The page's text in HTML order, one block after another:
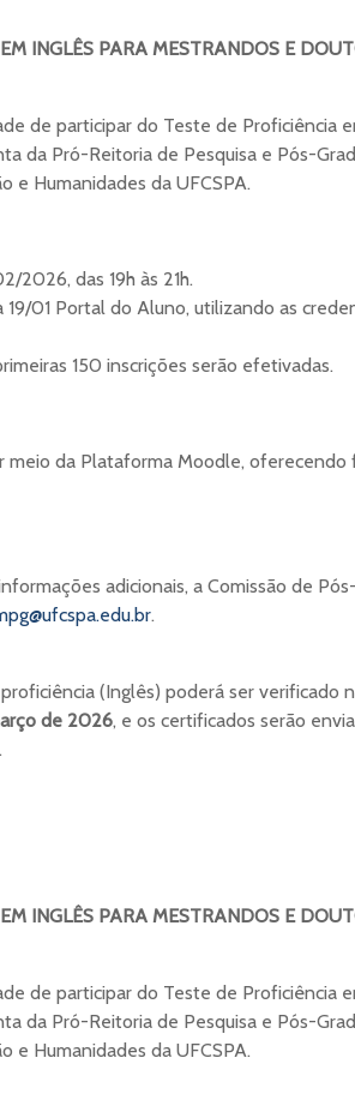
INGLÊS PARA MESTRANDOS E
de participar do Teste de Proficiência
da Pró-Reitoria de Pesquisa e Pós-
e Humanidades da UFCSPA.
2026, das 19h às 21h.
19/01 Portal do Aluno, utilizando as
150 inscrições serão efetivadas.
meio da Plataforma Moodle, oferecendo
adicionais, a Comissão de
.
(Inglês) poderá ser verificado
de 2026, e os certificados serão
INGLÊS PARA MESTRANDOS E
de participar do Teste de Proficiência
da Pró-Reitoria de Pesquisa e Pós-
e Humanidades da UFCSPA.